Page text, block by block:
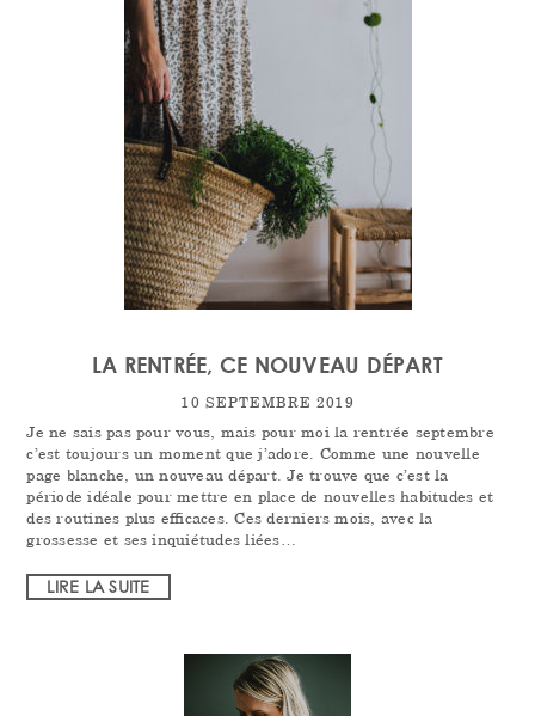
LA RENTRÉE, CE NOUVEAU DÉPART
10 SEPTEMBRE 2019
Je ne sais pas pour vous, mais pour moi la rentrée septembre
c’est toujours un moment que j’adore. Comme une nouvelle
page blanche, un nouveau départ. Je trouve que c’est la
période idéale pour mettre en place de nouvelles habitudes et
des routines plus efficaces. Ces derniers mois, avec la
grossesse et ses inquiétudes liées…
LIRE LA SUITE